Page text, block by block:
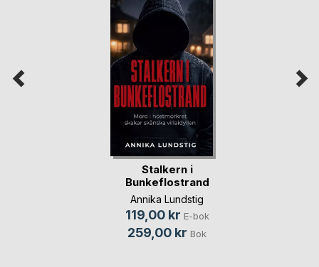
Stalkern i
Bunkeflostrand
Annika Lundstig
119,00 kr E-bok
259,00 kr Bok